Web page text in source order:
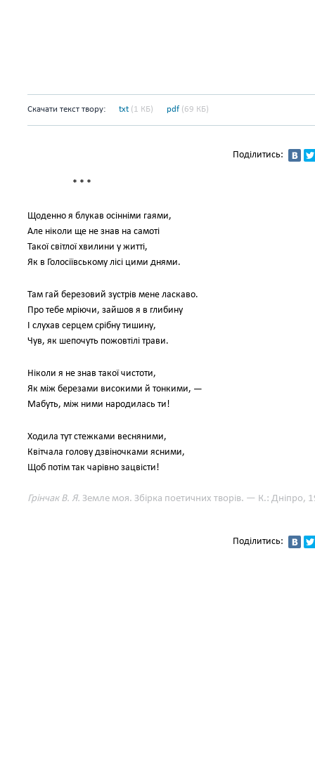
Скачати текст твору: txt (1 КБ) pdf (69 КБ)
Поділитись:
* * *
Щоденно я блукав осінніми гаями,
Але ніколи ще не знав на самоті
Такої світлої хвилини у житті,
Як в Голосіївському лісі цими днями.
Там гай березовий зустрів мене ласкаво.
Про тебе мріючи, зайшов я в глибину
І слухав серцем срібну тишину,
Чув, як шепочуть пожовтілі трави.
Ніколи я не знав такої чистоти,
Як між березами високими й тонкими, —
Мабуть, між ними народилась ти!
Ходила тут стежками весняними,
Квітчала голову дзвіночками ясними,
Щоб потім так чарівно зацвісти!
Грінчак В. Я. Земле моя. Збірка поетичних творів. — К.: Дніпро,
Поділитись: